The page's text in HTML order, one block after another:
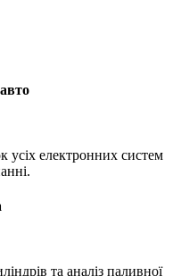
усіх електронних систем
та аналіз паливної